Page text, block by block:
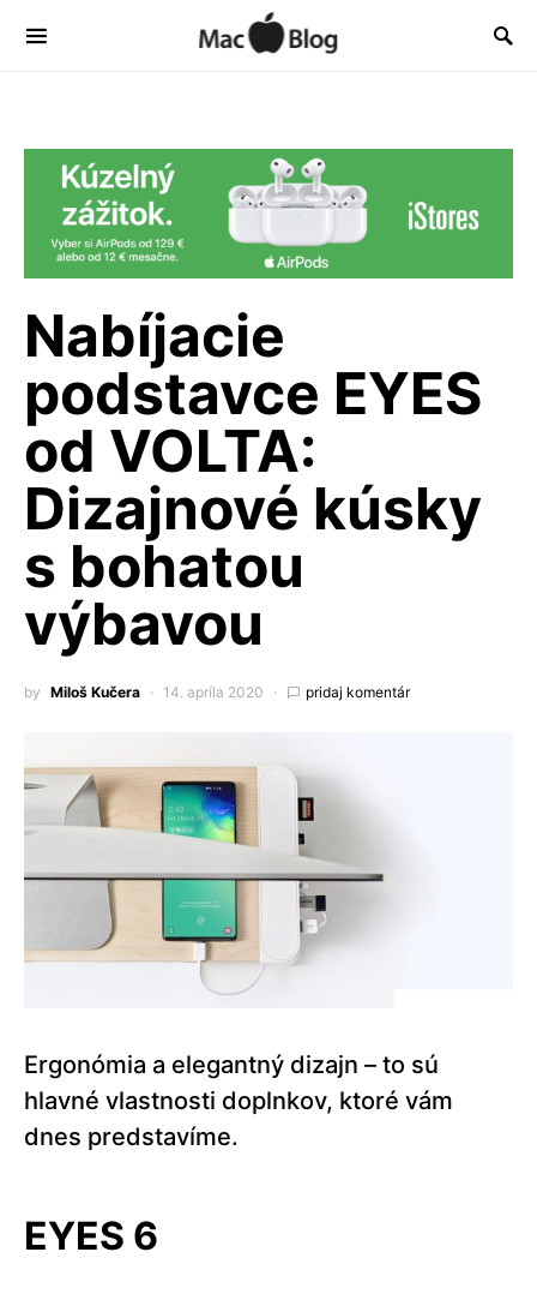
Nabíjacie
podstavce EYES
od VOLTA:
Dizajnové kúsky
s bohatou
výbavou
by Miloš Kučera 14. apríla 2020 pridaj komentár
Ergonómia a elegantný dizajn – to sú
hlavné vlastnosti doplnkov, ktoré vám
dnes predstavíme.
EYES 6